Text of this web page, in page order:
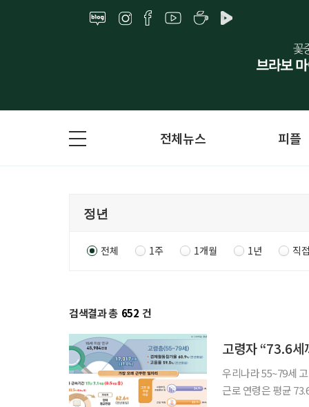
전체뉴스 피플
전체 1주 1개월 1년 직
검색결과 총 652 건
고령자 “73.6세
우리나라 55~79세
근로 연령은 평균